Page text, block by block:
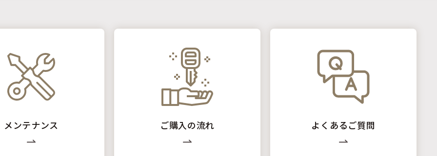
メンテナンス ご購入の流れ よくあるご質問